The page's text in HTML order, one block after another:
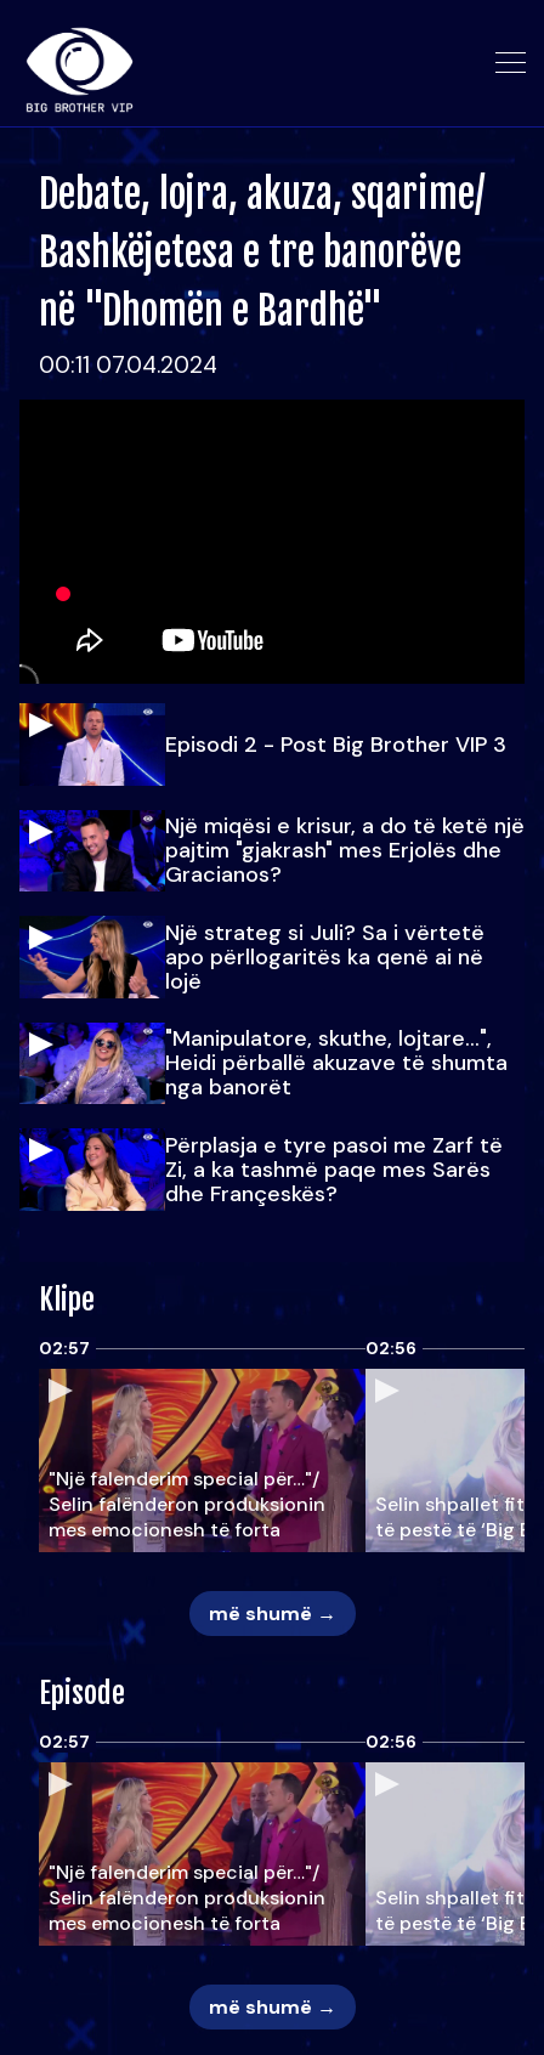
Debate, lojra, akuza, sqarime/
Bashkëjetesa e tre banorëve
në "Dhomën e Bardhë"
00:11 07.04.2024
Episodi 2 - Post Big Brother VIP 3
Një miqësi e krisur, a do të ketë një
pajtim "gjakrash" mes Erjolës dhe
Gracianos?
Një strateg si Juli? Sa i vërtetë
apo përllogaritës ka qenë ai në
lojë
"Manipulatore, skuthe, lojtare...",
Heidi përballë akuzave të shumta
nga banorët
Përplasja e tyre pasoi me Zarf të
Zi, a ka tashmë paqe mes Sarës
dhe Françeskës?
Klipe
02:57
"Një falenderim special për…"/
Selin falënderon produksionin
mes emocionesh të forta
02:56
Selin shpallet
të pestë të ‘Big
më shumë →
Episode
02:57
"Një falenderim special për…"/
Selin falënderon produksionin
mes emocionesh të forta
02:56
Selin shpallet
të pestë të ‘Big
më shumë →